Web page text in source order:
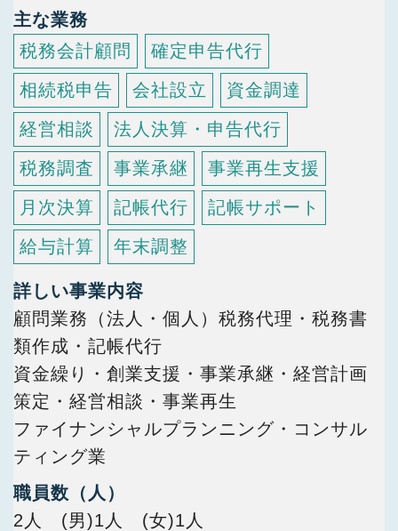
主な業務
税務会計顧問
確定申告代行
相続税申告
会社設立
資金調達
経営相談
法人決算・申告代行
税務調査
事業承継
事業再生支援
月次決算
記帳代行
記帳サポート
給与計算
年末調整
詳しい事業内容
顧問業務（法人・個人）税務代理・税務書
類作成・記帳代行
資金繰り・創業支援・事業承継・経営計画
策定・経営相談・事業再生
ファイナンシャルプランニング・コンサル
ティング業
職員数（人）
2人 (男)1人 (女)1人